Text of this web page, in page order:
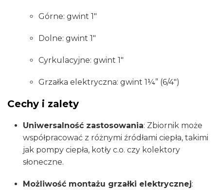
Górne: gwint 1″
Dolne: gwint 1″
Cyrkulacyjne: gwint 1″
Grzałka elektryczna: gwint 1¼” (6/4″)
Cechy i zalety
Uniwersalność zastosowania: Zbiornik może
współpracować z różnymi źródłami ciepła, takimi
jak pompy ciepła, kotły c.o. czy kolektory
słoneczne.
Możliwość montażu grzałki elektrycznej: